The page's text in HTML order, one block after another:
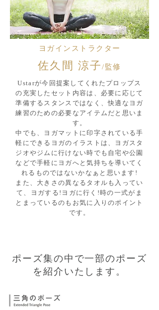
ヨガインストラクター
佐久間 涼子/監修
Ustarが今回提案してくれたプロップス
の充実したセット内容は、必要に応じて
準備するスタンスではなく、快適なヨガ
練習のための必要なアイテムだと思いま
す。
中でも、ヨガマットに印字されている手
軽にできるヨガのイラストは、ヨガスタ
ジオやジムに行けない時でも自宅や公園
などで手軽にヨガへと気持ちを導いてく
れるものではないかなぁと思います!
また、大きさの異なるタオルも入ってい
て、ヨガする!ヨガに行く!時の一式がま
とまっているのもお気に入りのポイント
です。
​ポーズ集の中で一部のポーズ
を紹介いたします。